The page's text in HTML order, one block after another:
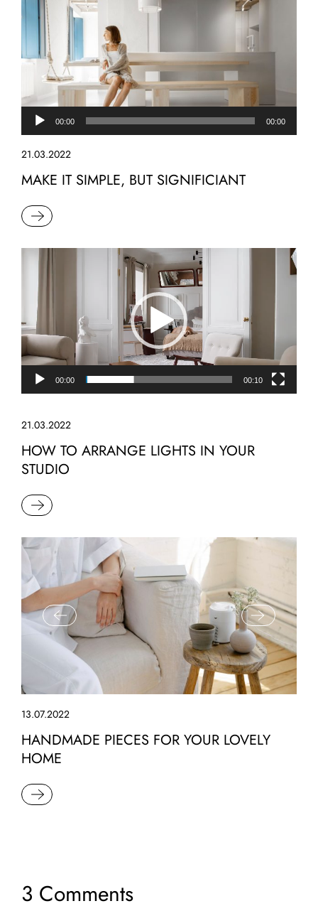
Аудиоплеер
00:00 00:00
21.03.2022
MAKE IT SIMPLE, BUT SIGNIFICIANT
READ MORE
Видеоплеер
00:00 00:10
21.03.2022
HOW TO ARRANGE LIGHTS IN YOUR
STUDIO
READ MORE
13.07.2022
HANDMADE PIECES FOR YOUR LOVELY
HOME
READ MORE
3 Comments